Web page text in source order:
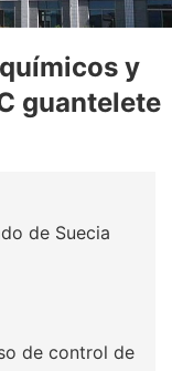
y
guantelete
de Suecia
de control de